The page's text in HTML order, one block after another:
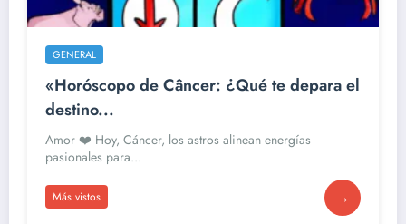
GENERAL
«Horóscopo de Câncer: ¿Qué te depara el
destino...
Amor ❤️ Hoy, Cáncer, los astros alinean energías
pasionales para...
Más vistos →